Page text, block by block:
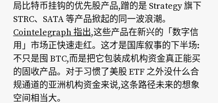
局比特币挂钩的优先股产品,蹭的是 Strategy 旗下
STRC、SATA 等产品掀起的同一波浪潮。
Cointelegraph 指出,这些产品在新兴的「数字信
用」市场正快速走红。这才是国库叙事的下半场:
不只是囤 BTC,而是把它包装成机构资金真正能买
的固收产品。对于习惯了美股 ETF 之外没什么合
规通道的亚洲机构资金来说,这条路径未来的想象
空间相当大。